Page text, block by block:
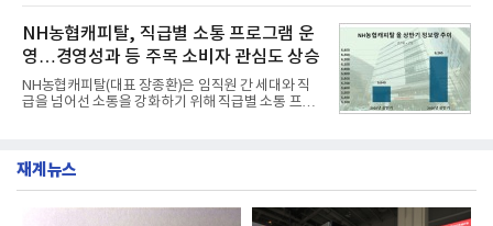
넘
혔다.‘동대문식 닭한마리 칼국수’는 예상을 뛰어넘는
소비자 호응에 힘입어 지난 7월 13일 첫 선을 보인 지
단 18일 만에 누적 판매량 50만 개를 돌파하는 성과를
거두었다.이번 신제품은 개발진이 전국의 닭한마리
전문점을 직접 찾아 다니며 최적의 육수 비율을 완성
했다. 자극적이지 않으면서도 깊은 닭육수에 마늘의
개운한 풍미를 더했으며, 국물이 잘 배어들면서도 쫄
서도
NH농협캐피탈, 직급별 소통 프로그램 운
영…경영성과 등 주목 소비자 관심도 상승
NH농협캐피탈(대표 장종환)은 임직원 간 세대와 직
급을 넘어선 소통을 강화하기 위해 직급별 소통 프로
영지원부 홍보팀과 2026년 새로이(e)＊가 공동 주관
쳐 진행됐다.참고로 새로이(e)는 NH농협캐피탈 MZ
재계뉴스